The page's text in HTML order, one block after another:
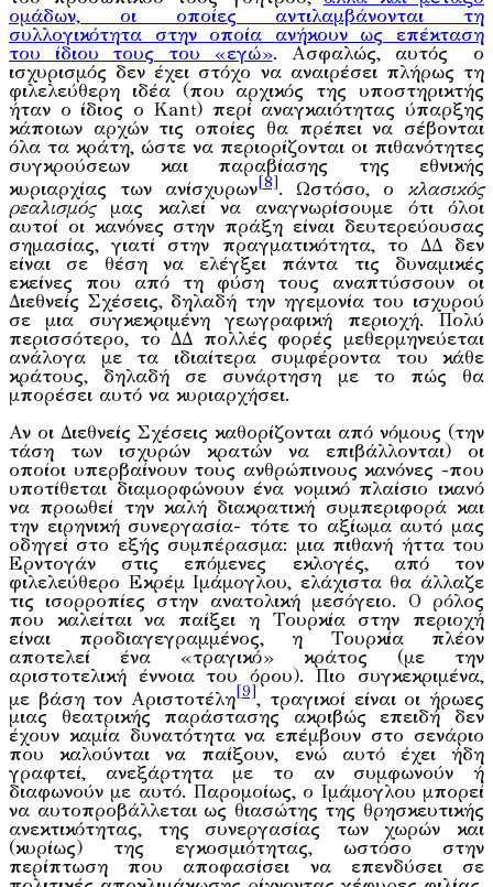
ομάδων, οι οποίες αντιλαμβάνονται τη
συλλογικότητα στην οποία ανήκουν ως επέκταση
του ίδιου τους του «εγώ». Ασφαλώς, αυτός ο
ισχυρισμός δεν έχει στόχο να αναιρέσει πλήρως τη
φιλελεύθερη ιδέα (που αρχικός της υποστηρικτής
ήταν ο ίδιος ο Kant) περί αναγκαιότητας ύπαρξης
κάποιων αρχών τις οποίες θα πρέπει να σέβονται
όλα τα κράτη, ώστε να περιορίζονται οι πιθανότητες
συγκρούσεων και παραβίασης της εθνικής
κυριαρχίας των ανίσχυρων[8]. Ωστόσο, ο κλασικός
ρεαλισμός μας καλεί να αναγνωρίσουμε ότι όλοι
αυτοί οι κανόνες στην πράξη είναι δευτερεύουσας
σημασίας, γιατί στην πραγματικότητα, το ΔΔ δεν
είναι σε θέση να ελέγξει πάντα τις δυναμικές
εκείνες που από τη φύση τους αναπτύσσουν οι
Διεθνείς Σχέσεις, δηλαδή την ηγεμονία του ισχυρού
σε μια συγκεκριμένη γεωγραφική περιοχή. Πολύ
περισσότερο, το ΔΔ πολλές φορές μεθερμηνεύεται
ανάλογα με τα ιδιαίτερα συμφέροντα του κάθε
κράτους, δηλαδή σε συνάρτηση με το πώς θα
μπορέσει αυτό να κυριαρχήσει.
Αν οι Διεθνείς Σχέσεις καθορίζονται από νόμους (την
τάση των ισχυρών κρατών να επιβάλλονται) οι
οποίοι υπερβαίνουν τους ανθρώπινους κανόνες -που
υποτίθεται διαμορφώνουν ένα νομικό πλαίσιο ικανό
να προωθεί την καλή διακρατική συμπεριφορά και
την ειρηνική συνεργασία- τότε το αξίωμα αυτό μας
οδηγεί στο εξής συμπέρασμα: μια πιθανή ήττα του
Ερντογάν στις επόμενες εκλογές, από τον
φιλελεύθερο Εκρέμ Ιμάμογλου, ελάχιστα θα άλλαζε
τις ισορροπίες στην ανατολική μεσόγειο. Ο ρόλος
που καλείται να παίξει η Τουρκία στην περιοχή
είναι προδιαγεγραμμένος, η Τουρκία πλέον
αποτελεί ένα «τραγικό» κράτος (με την
αριστοτελική έννοια του όρου). Πιο συγκεκριμένα,
με βάση τον Αριστοτέλη [9] , τραγικοί είναι οι ήρωες
μιας θεατρικής παράστασης ακριβώς επειδή δεν
έχουν καμία δυνατότητα να επέμβουν στο σενάριο
που καλούνται να παίξουν, ενώ αυτό έχει ήδη
γραφτεί, ανεξάρτητα με το αν συμφωνούν ή
διαφωνούν με αυτό. Παρομοίως, ο Ιμάμογλου μπορεί
να αυτοπροβάλλεται ως θιασώτης της θρησκευτικής
ανεκτικότητας, της συνεργασίας των χωρών και
(κυρίως) της εγκοσμιότητας, ωστόσο στην
περίπτωση που αποφασίσει να επενδύσει σε